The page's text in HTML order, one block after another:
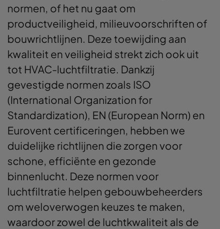
normen, of het nu gaat om
productveiligheid, milieuvoorschriften of
bouwrichtlijnen. Deze toewijding aan
kwaliteit en veiligheid strekt zich ook uit
tot HVAC-luchtfiltratie. Dankzij
gevestigde normen zoals ISO
(International Organization for
Standardization), EN (European Norm) en
Eurovent certificeringen, hebben we
duidelijke richtlijnen die zorgen voor
schone, efficiënte en gezonde
binnenlucht. Deze normen voor
luchtfiltratie helpen gebouwbeheerders
om weloverwogen keuzes te maken,
waardoor zowel de luchtkwaliteit als de